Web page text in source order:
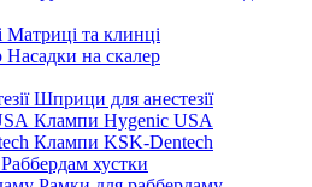
Матриці та клинці
Насадки на скалер
Шприци для анестезії
Клампи Hygenic USA
Клампи KSK-Dentech
Раббердам хустки